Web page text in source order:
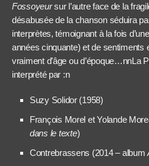
Fossoyeursur l’autre face de la
désabusée de la chanson séduira
interprètes, témoignant à la fois
années cinquante) et de sentiments
vraiment d’âge ou d’époque…nnLa
interprété par :n
Suzy Solidor (1958)
François Morel et Yolande
dans le texte)
Contrebrassens (2014 – album